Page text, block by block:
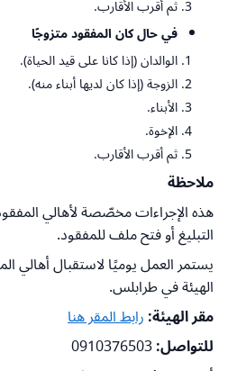
ثم أقرب الأقارب.
في حال كان المفقود متزوجًا
الوالدان (إذا كانا على قيد الحياة).
الزوجة (إذا كان لديها أبناء منه).
الأبناء.
الإخوة.
ثم أقرب الأقارب.
ملاحظة
هذه الإجراءات مخصّصة لأهالي
التبليغ أو فتح ملف للمفقود.
يستمر العمل يوميًا لاستقبال أهالي
الهيئة في طرابلس.
مقر الهيئة:رابط المقر هنا
للتواصل: